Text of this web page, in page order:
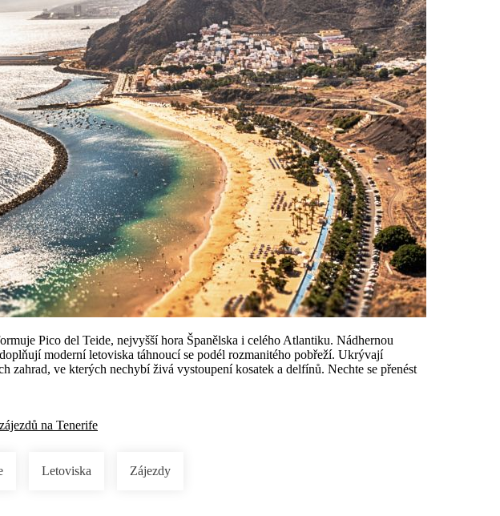
Pico del Teide, nejvyšší hora Španělska i celého Atlantiku. Nádhernou
moderní letoviska táhnoucí se podél rozmanitého pobřeží. Ukrývají
zahrad, ve kterých nechybí živá vystoupení kosatek a delfínů. Nechte se přenést
na Tenerife
Letoviska Zájezdy